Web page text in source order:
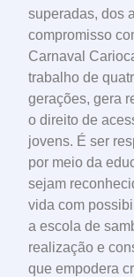
superadas, dos
compromisso
Carnaval
trabalho de
gerações, gera
o direito de
jovens. É ser
por meio da
sejam
vida com
a escola de
realização e
que empodera